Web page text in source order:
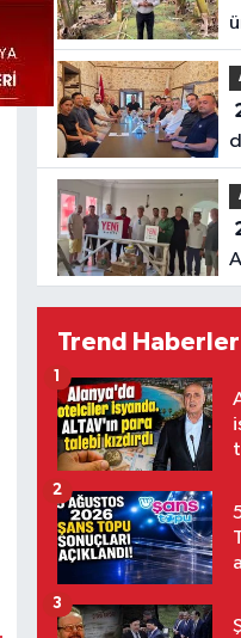
Trend Haberler
1
2
3